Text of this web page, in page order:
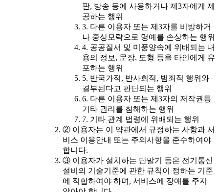
판, 방송 등에 사용하거나 제3자에게 제
공하는 행위
3. 다른 이용자 또는 제3자를 비방하거
나 중상모략으로 명예를 손상하는 행위
4. 공공질서 및 미풍양속에 위배되는 내
용의 정보, 문장, 도형 등을 타인에게 유
포하는 행위
5. 반국가적, 반사회적, 범죄적 행위와
결부된다고 판단되는 행위
6. 다른 이용자 또는 제3자의 저작권등
기타 권리를 침해하는 행위
7. 기타 관계 법령에 위배되는 행위
② 이용자는 이 약관에서 규정하는 사항과 서
비스 이용안내 또는 주의사항을 준수하여야
합니다.
③ 이용자가 설치하는 단말기 등은 전기통신
설비의 기술기준에 관한 규칙이 정하는 기준
에 적합하여야 하며, 서비스에 장애를 주지